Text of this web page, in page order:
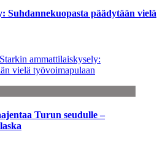
Suhdannekuopasta päädytään vielä
ammattilaiskysely:
vielä työvoimapulaan
Turun seudulle –